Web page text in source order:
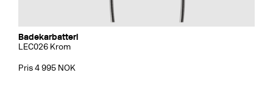
Badekarbatteri
LEC026 Krom
Pris 4 995 NOK